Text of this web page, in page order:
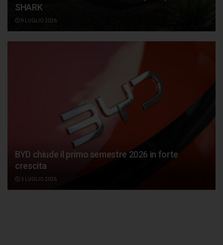
SHARK
9 LUGLIO 2026
BYD chiude il primo semestre 2026 in forte
crescita
3 LUGLIO 2026